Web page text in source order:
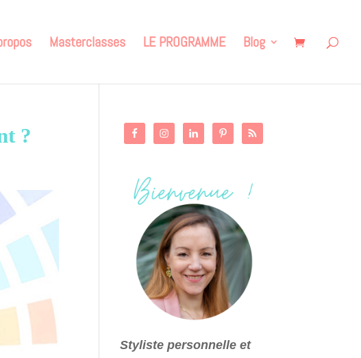
Masterclasses LE PROGRAMME Blog
?
Styliste personnelle et